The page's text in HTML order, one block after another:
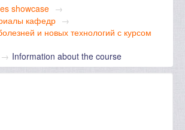
showcase →
кафедр →
и новых технологий с курсом
→ Information about the course